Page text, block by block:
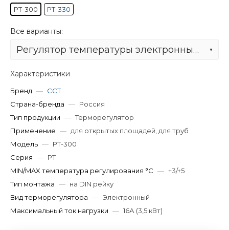
РТ-300 РТ-330
Все варианты:
Регулятор температуры электронный РТ-300
Характеристики
Бренд — ССТ
Страна-бренда — Россия
Тип продукции — Терморегулятор
Применение — для открытых площадей, для труб
Модель — РТ-300
Серия — РТ
MIN/MAX температура регулирования °С — +3/+5
Тип монтажа — на DIN рейку
Вид терморегулятора — Электронный
Максимальный ток нагрузки — 16А (3,5 кВт)